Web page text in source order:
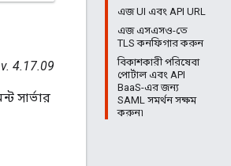
এজ UI এবং API URL
এজ এসএসও-তে
TLS কনফিগার করুন
বিকাশকারী পরিষেবা
পোর্টাল এবং API
BaaS-এর জন্য
SAML সমর্থন সক্ষম
করুন৷
v. 4.17.09
সার্ভার